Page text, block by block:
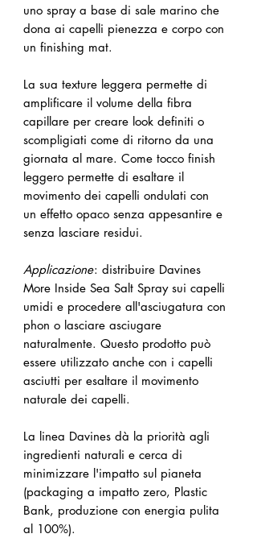
uno spray a base di sale marino che
dona ai capelli pienezza e corpo con
un finishing mat.
La sua texture leggera permette di
amplificare il volume della fibra
capillare per creare look definiti o
scompligiati come di ritorno da una
giornata al mare. Come tocco finish
leggero permette di esaltare il
movimento dei capelli ondulati con
un effetto opaco senza appesantire e
senza lasciare residui.
Applicazione: distribuire Davines
More Inside Sea Salt Spray sui capelli
umidi e procedere all'asciugatura con
phon o lasciare asciugare
naturalmente. Questo prodotto può
essere utilizzato anche con i capelli
asciutti per esaltare il movimento
naturale dei capelli.
La linea Davines dà la priorità agli
ingredienti naturali e cerca di
minimizzare l'impatto sul pianeta
(packaging a impatto zero, Plastic
Bank, produzione con energia pulita
al 100%).